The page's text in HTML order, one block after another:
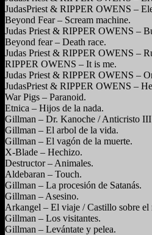
JudasPriest & RIPPER OWENS –
Beyond Fear – Scream machine.
Judas Priest & RIPPER OWENS –
Beyond fear – Death race.
Judas Priest & RIPPER OWENS –
RIPPER OWENS – It is me.
Judas Priest & RIPPER OWENS –
JudasPriest & RIPPER OWENS –
War Pigs – Paranoid.
Etnica – Hijos de la nada.
Gillman – Dr. Kanoche / Anticristo III
Gillman – El arbol de la vida.
Gillman – El vagón de la muerte.
X-Blade – Hechizo.
Destructor – Animales.
Aldebaran – Touch.
Gillman – La procesión de Satanás.
Gillman – Asesino.
Arkangel – El viaje / Castillo sobre el
Gillman – Los visitantes.
Gillman – Levántate y pelea.